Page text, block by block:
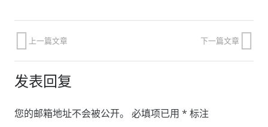
上一篇文章 下一篇文章
发表回复
您的邮箱地址不会被公开。 必填项已用 * 标注